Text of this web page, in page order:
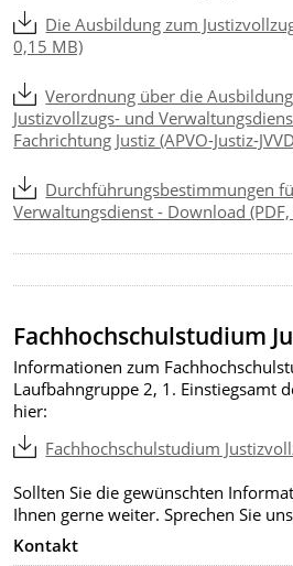
Die Ausbildung zum
0,15 MB)
Verordnung über die
Justizvollzugs- und
Fachrichtung Justiz (APVO-Justiz-
Durchführungsbestimmungen
Verwaltungsdienst - Download
Fachhochschulstudium
Informationen zum
Laufbahngruppe 2, 1. Einstiegsamt
hier:
Fachhochschulstudium
Sollten Sie die gewünschten
Ihnen gerne weiter. Sprechen Sie
Kontakt